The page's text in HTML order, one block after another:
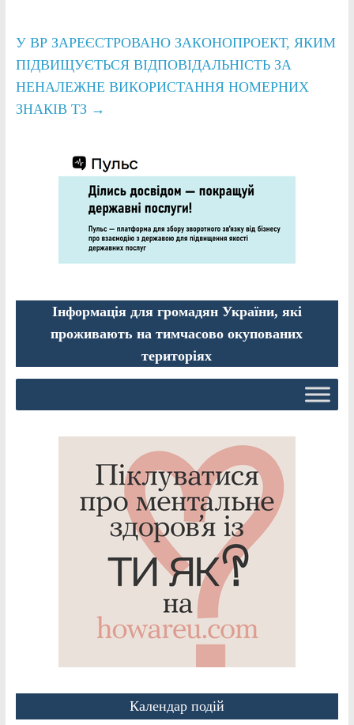
У ВР ЗАРЕЄСТРОВАНО ЗАКОНОПРОЕКТ, ЯКИМ
ПІДВИЩУЄТЬСЯ ВІДПОВІДАЛЬНІСТЬ ЗА
НЕНАЛЕЖНЕ ВИКОРИСТАННЯ НОМЕРНИХ
ЗНАКІВ ТЗ →
Інформація для громадян України, які
проживають на тимчасово окупованих
територіях
Календар подій